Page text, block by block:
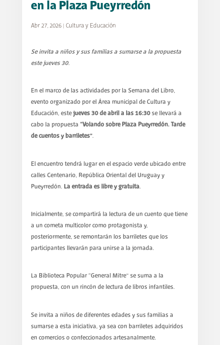
en la Plaza Pueyrredón
Abr 27, 2026| Cultura y Educación
Se invita a niños y sus familias a sumarse a la propuesta
este jueves 30.
En el marco de las actividades por la Semana del Libro,
evento organizado por el Área municipal de Cultura y
Educación, este jueves 30 de abril a las 16:30 se llevará a
cabo la propuesta “Volando sobre Plaza Pueyrredón. Tarde
de cuentos y barriletes”.
El encuentro tendrá lugar en el espacio verde ubicado entre
calles Centenario, República Oriental del Uruguay y
Pueyrredón. La entrada es libre y gratuita.
Inicialmente, se compartirá la lectura de un cuento que tiene
a un cometa multicolor como protagonista y,
posteriormente, se remontarán los barriletes que los
participantes llevarán para unirse a la jornada.
La Biblioteca Popular “General Mitre” se suma a la
propuesta, con un rincón de lectura de libros infantiles.
Se invita a niños de diferentes edades y sus familias a
sumarse a esta iniciativa, ya sea con barriletes adquiridos
en comercios o confeccionados artesanalmente.